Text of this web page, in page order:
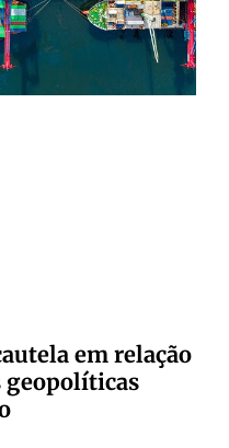
em relação
geopolíticas